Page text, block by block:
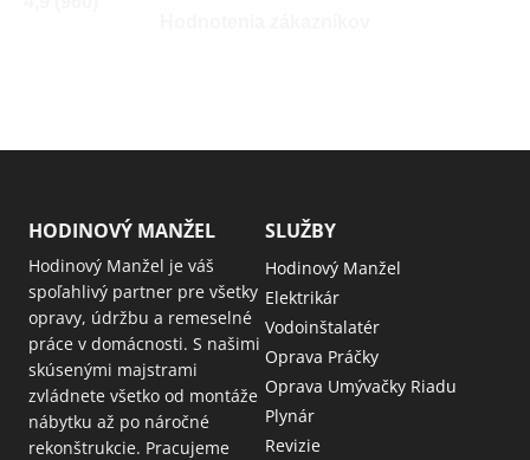
HODINOVÝ MANŽEL
Hodinový Manžel je váš
spoľahlivý partner pre všetky
opravy, údržbu a remeselné
práce v domácnosti. S našimi
skúsenými majstrami
zvládnete všetko od montáže
nábytku až po náročné
rekonštrukcie. Pracujeme
SLUŽBY
Hodinový Manžel
Elektrikár
Vodoinštalatér
Oprava Práčky
Oprava Umývačky Riadu
Plynár
Revizie